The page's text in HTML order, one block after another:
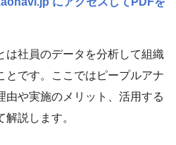
は社員のデータを分析して組織
とです。ここではピープルアナ
由や実施のメリット、活用する
説します。